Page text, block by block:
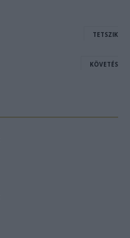
TETSZIK
KÖVETÉS